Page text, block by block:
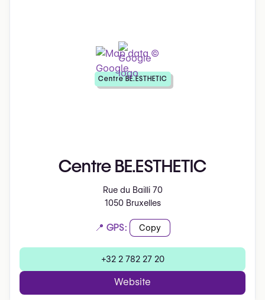
Centre BE.ESTHETIC
Rue du Bailli 70
1050 Bruxelles
📍 GPS: Copy
+32 2 782 27 20
Website
Centre BE.ESTHETIC